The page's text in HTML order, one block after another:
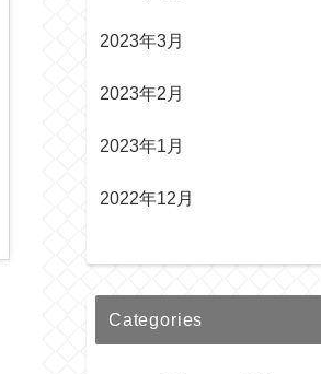
2023年3月
2023年2月
2023年1月
2022年12月
Categories